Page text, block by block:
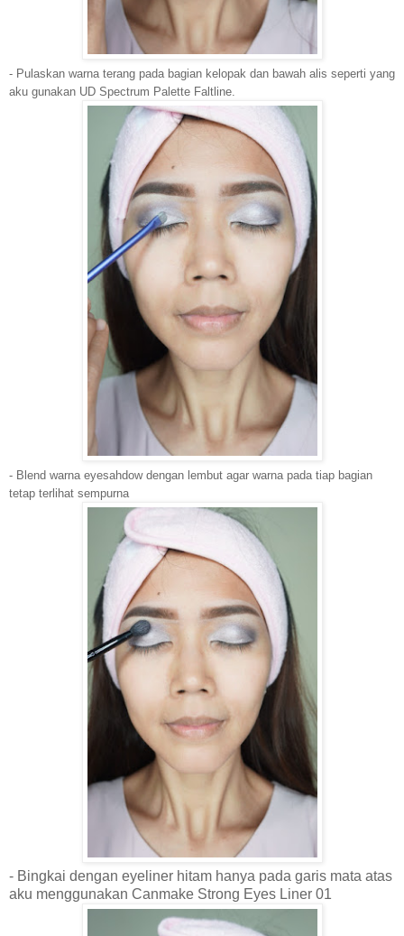
- Pulaskan warna terang pada bagian kelopak dan bawah alis seperti yang
aku gunakan UD Spectrum Palette Faltline.
- Blend warna eyesahdow dengan lembut agar warna pada tiap bagian
tetap terlihat sempurna
- Bingkai dengan eyeliner hitam hanya pada garis mata atas
aku menggunakan Canmake Strong Eyes Liner 01